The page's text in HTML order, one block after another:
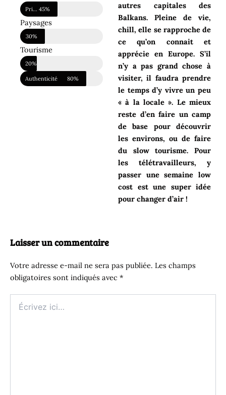
Prix du voyage 45%
Paysages
Paysages
30%
Tourisme
Touristique
20%
Authenticité 80%
autres capitales des
Balkans. Pleine de vie,
chill, elle se rapproche de
ce qu’on connait et
apprécie en Europe. S’il
n’y a pas grand chose à
visiter, il faudra prendre
le temps d’y vivre un peu
« à la locale ». Le mieux
reste d’en faire un camp
de base pour découvrir
les environs, ou de faire
du slow tourisme. Pour
les télétravailleurs, y
passer une semaine low
cost est une super idée
pour changer d’air !
Laisser un commentaire
Votre adresse e-mail ne sera pas publiée. Les champs
obligatoires sont indiqués avec *
ici…